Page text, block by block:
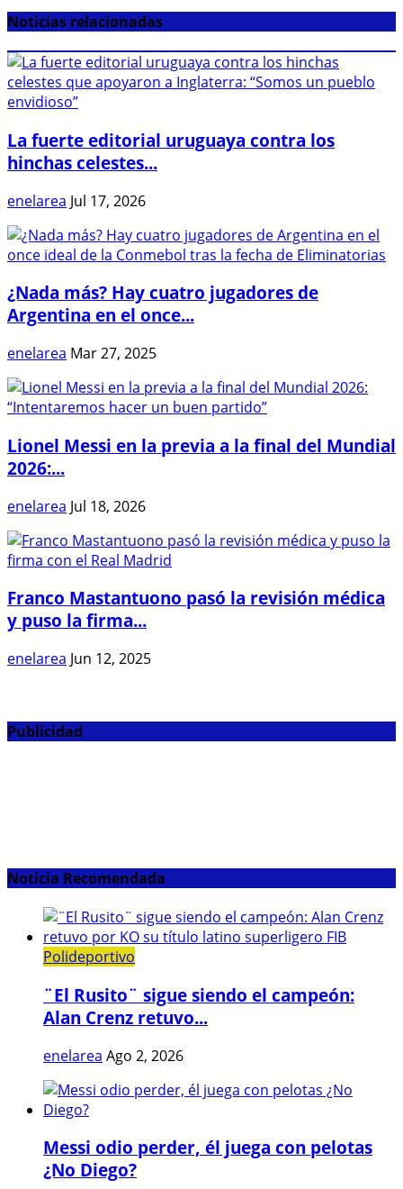
Noticias relacionadas
La fuerte editorial uruguaya contra los
hinchas celestes...
enelarea Jul 17, 2026
¿Nada más? Hay cuatro jugadores de
Argentina en el once...
enelarea Mar 27, 2025
Lionel Messi en la previa a la final del Mundial
2026:...
enelarea Jul 18, 2026
Franco Mastantuono pasó la revisión médica
y puso la firma...
enelarea Jun 12, 2025
Publicidad
Noticia Recomendada
Polideportivo
¨El Rusito¨ sigue siendo el campeón:
Alan Crenz retuvo...
enelarea Ago 2, 2026
Messi odio perder, él juega con pelotas
¿No Diego?